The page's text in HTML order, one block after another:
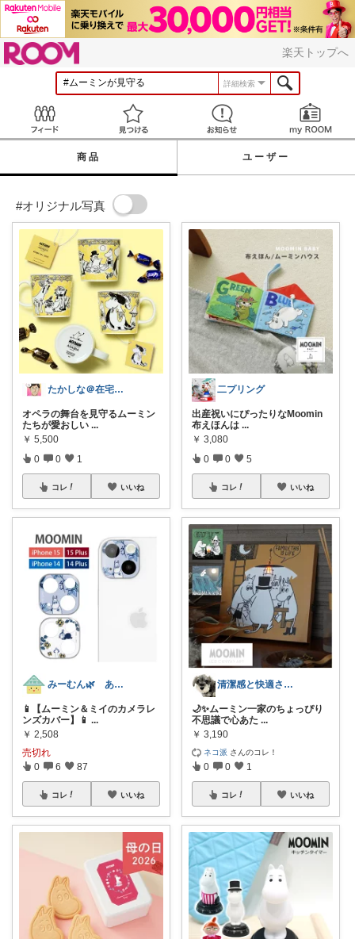
楽天トップへ
詳細検索
見つける お知らせ
商品 ユーザー
#オリジナル写真
たかしな＠在宅ワーカー
オペラの舞台を見守るムーミン
たちが愛おしい ...
￥ 5,500
0 0 1
コレ いいね
みーむん🌿 ありがとうございました💐
📱【ムーミン＆ミイのカメラレ
ンズカバー】📱 ...
￥ 2,508
売切れ
0 6 87
コレ いいね
二プリング
出産祝いにぴったりなMoomin
布えほんは ...
￥ 3,080
0 0 5
コレ いいね
清潔感と快適さを整える大人のインテリア部
🌙✨ムーミン一家のちょっぴり
不思議で心あた ...
￥ 3,190
ネコ派 さんのコレ！
0 0 1
コレ いいね